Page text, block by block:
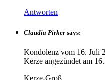
Antworten
Claudia Pirker says:
Kondolenz vom 16. Juli
Kerze angezündet am
Kerze-Groß